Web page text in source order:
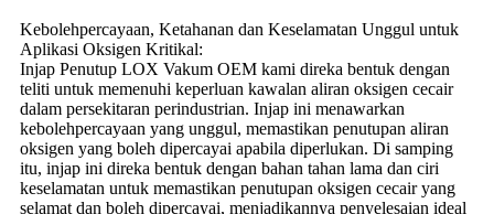
Kebolehpercayaan, Ketahanan dan Keselamatan Unggul untuk
Aplikasi Oksigen Kritikal:
Injap Penutup LOX Vakum OEM kami direka bentuk dengan
teliti untuk memenuhi keperluan kawalan aliran oksigen cecair
dalam persekitaran perindustrian. Injap ini menawarkan
kebolehpercayaan yang unggul, memastikan penutupan aliran
oksigen yang boleh dipercayai apabila diperlukan. Di samping
itu, injap ini direka bentuk dengan bahan tahan lama dan ciri
keselamatan untuk memastikan penutupan oksigen cecair yang
selamat dan boleh dipercayai, menjadikannya penyelesaian ideal